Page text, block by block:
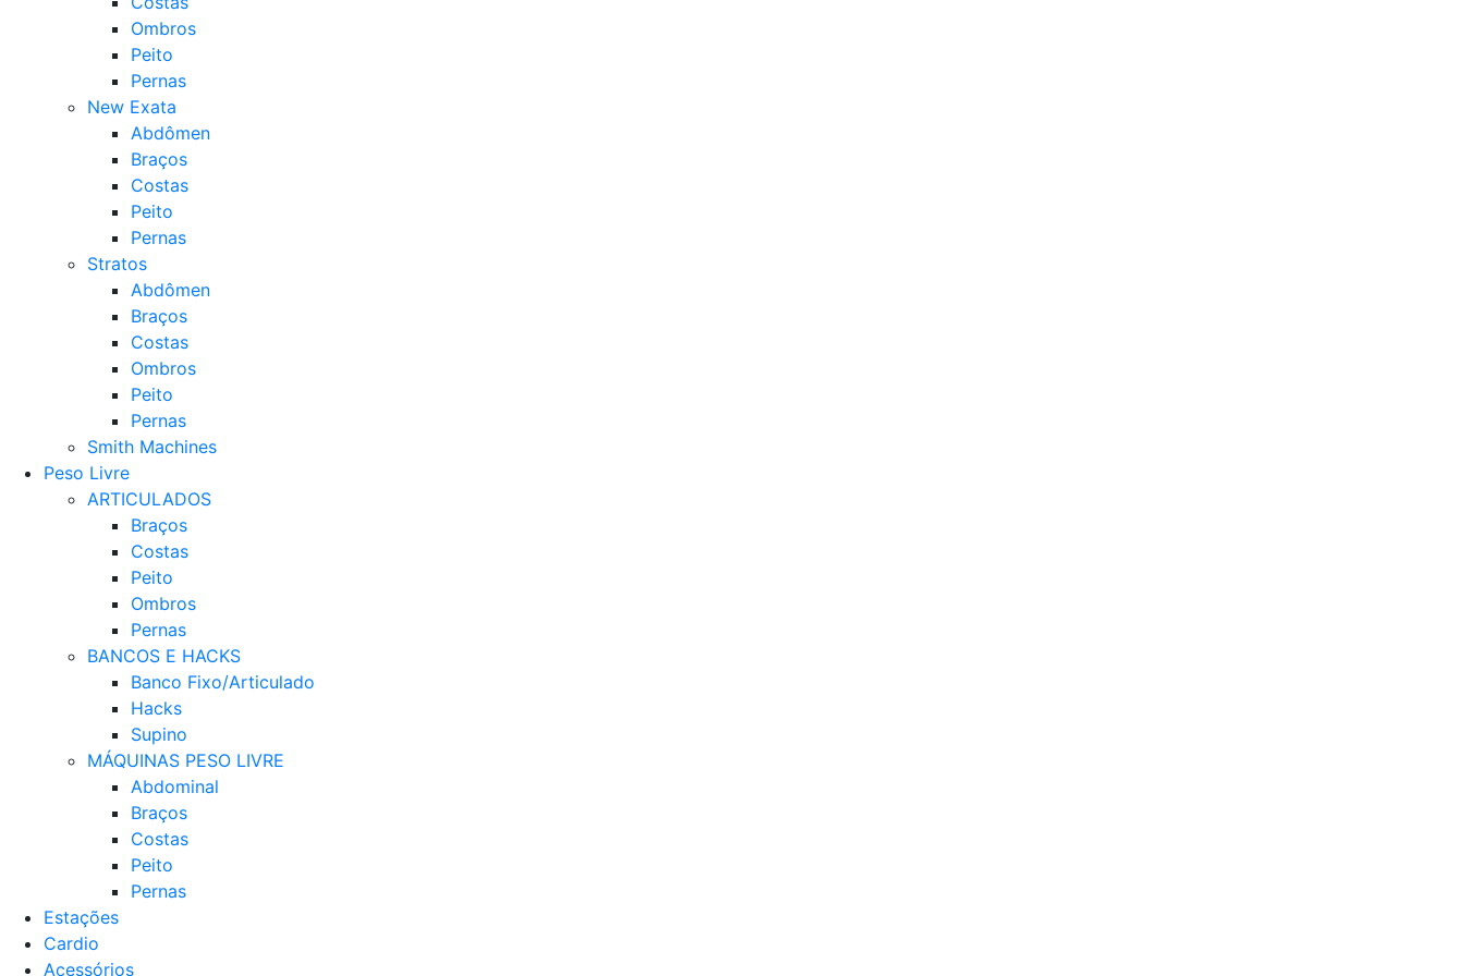
Ombros
Peito
Pernas
New Exata
Abdômen
Braços
Costas
Peito
Pernas
Stratos
Abdômen
Braços
Costas
Ombros
Peito
Pernas
Smith Machines
Peso Livre
ARTICULADOS
Braços
Costas
Peito
Ombros
Pernas
BANCOS E HACKS
Banco Fixo/Articulado
Hacks
Supino
MÁQUINAS PESO LIVRE
Abdominal
Braços
Costas
Peito
Pernas
Estações
Cardio
Acessórios